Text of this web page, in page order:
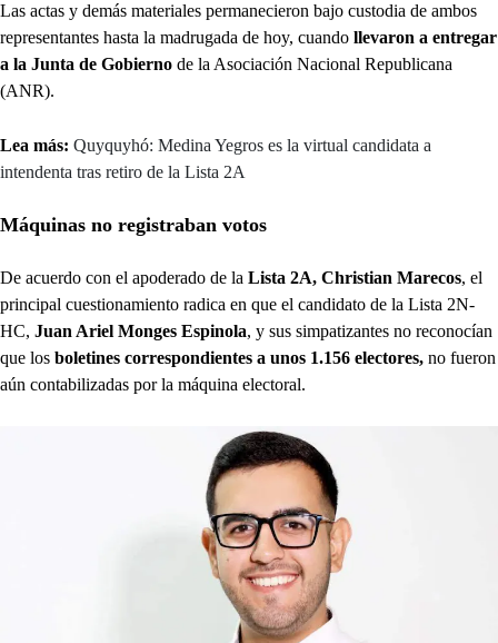
Las actas y demás materiales permanecieron bajo custodia de ambos
representantes hasta la madrugada de hoy, cuando llevaron a entregar
a la Junta de Gobierno de la Asociación Nacional Republicana
(ANR).
Lea más: Quyquyhó: Medina Yegros es la virtual candidata a
intendenta tras retiro de la Lista 2A
Máquinas no registraban votos
De acuerdo con el apoderado de la Lista 2A, Christian Marecos, el
principal cuestionamiento radica en que el candidato de la Lista 2N-
HC, Juan Ariel Monges Espinola, y sus simpatizantes no reconocían
que los boletines correspondientes a unos 1.156 electores, no fueron
aún contabilizadas por la máquina electoral.